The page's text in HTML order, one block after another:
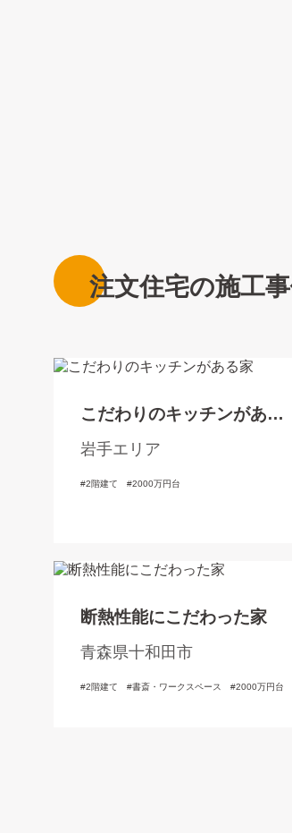
注文住宅の施工
こだわりのキッチンがある
家
岩手エリア
2階建て 2000万円台
断熱性能にこだわった家
青森県十和田市
2階建て 書斎・ワークスペース 2000万円台